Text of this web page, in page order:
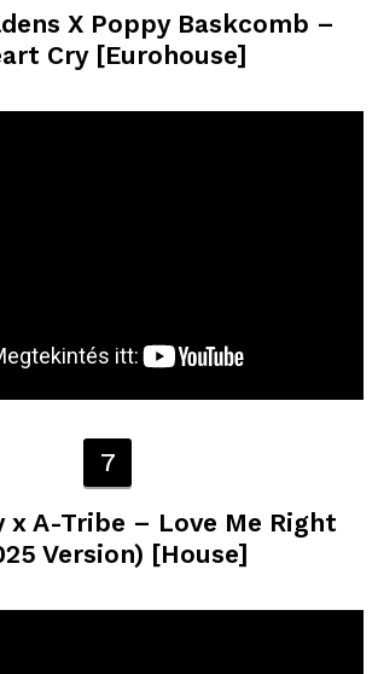
X Poppy Baskcomb –
Cry [Eurohouse]
7
x A-Tribe – Love Me Right
Version) [House]